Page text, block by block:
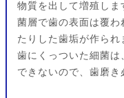
物質を出して増殖しま
菌層で歯の表面は覆わ
たりした歯垢が作られ
歯にくっついた細菌
できないので、歯磨き